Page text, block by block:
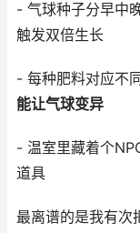
- 气球种子分早中
触发双倍生长
- 每种肥料对应不
能让气球变异
- 温室里藏着个
道具
最离谱的是我有次